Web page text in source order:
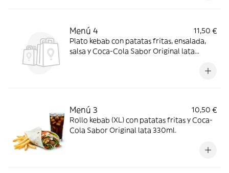
Menú 4
11,50 €
Plato kebab con patatas fritas, ensalada,
salsa y Coca-Cola Sabor Original lata
Menú 3
10,50 €
Rollo kebab (XL) con patatas fritas y Coca-
Cola Sabor Original lata 330ml.